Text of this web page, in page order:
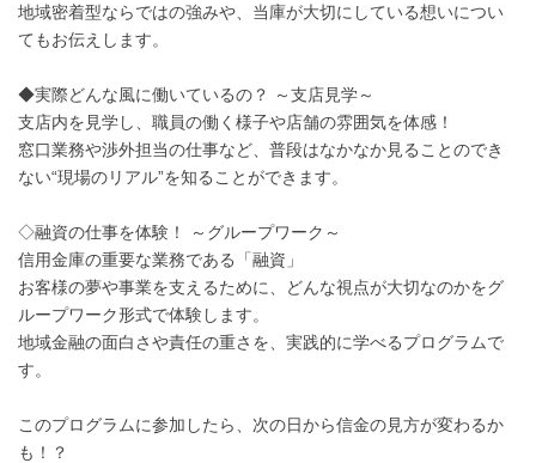
地域密着型ならではの強みや、当庫が大切にしている想いについ
てもお伝えします。
◆実際どんな風に働いているの？ ～支店見学～
支店内を見学し、職員の働く様子や店舗の雰囲気を体感！
窓口業務や渉外担当の仕事など、普段はなかなか見ることのでき
ない“現場のリアル”を知ることができます。
◇融資の仕事を体験！ ～グループワーク～
信用金庫の重要な業務である「融資」
お客様の夢や事業を支えるために、どんな視点が大切なのかをグ
ループワーク形式で体験します。
地域金融の面白さや責任の重さを、実践的に学べるプログラムで
す。
このプログラムに参加したら、次の日から信金の見方が変わるか
も！？